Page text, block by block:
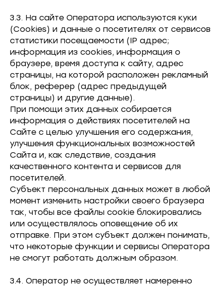
3.3. На сайте Оператора используются куки
(Cookies) и данные о посетителях от сервисов
статистики посещаемости (IP адрес;
информация из cookies, информация о
браузере, время доступа к сайту, адрес
страницы, на которой расположен рекламный
блок, реферер (адрес предыдущей
страницы) и другие данные).
При помощи этих данных собирается
информация о действиях посетителей на
Сайте с целью улучшения его содержания,
улучшения функциональных возможностей
Сайта и, как следствие, создания
качественного контента и сервисов для
посетителей.
Субъект персональных данных может в любой
момент изменить настройки своего браузера
так, чтобы все файлы cookie блокировались
или осуществлялось оповещение об их
отправке. При этом субъект должен понимать,
что некоторые функции и сервисы Оператора
не смогут работать должным образом.
3.4. Оператор не осуществляет намеренно